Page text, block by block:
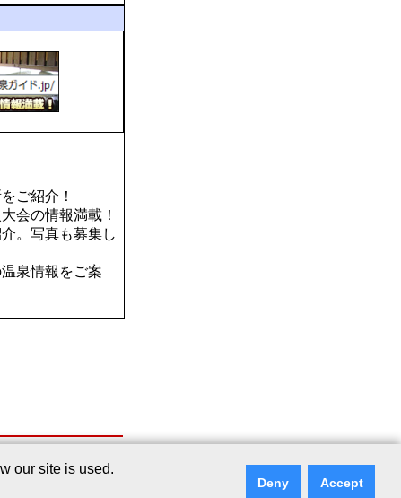
ご紹介！
会の情報満載！
。写真も募集し
泉情報をご案
ご意見・ご質問
our site is used.
Deny Accept